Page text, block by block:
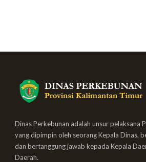
Dinas Perkebunan adalah unsur pelaksana
yang dipimpin oleh seorang Kepala Dinas,
dan bertanggung jawab kepada Kepala
Daerah.